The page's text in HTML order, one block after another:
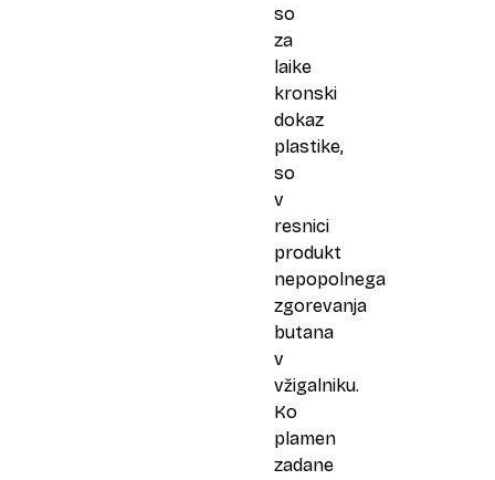
so
za
laike
kronski
dokaz
plastike,
so
v
resnici
produkt
nepopolnega
zgorevanja
butana
v
vžigalniku.
Ko
plamen
zadane